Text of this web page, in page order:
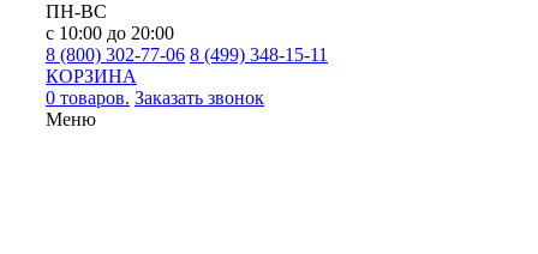
ПН-ВС
с 10:00 до 20:00
8 (800) 302-77-06 8 (499) 348-15-11
КОРЗИНА
0 товаров. Заказать звонок
Меню